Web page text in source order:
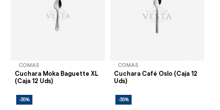
COMAS
Cuchara Moka Baguette XL
(Caja 12 Uds)
-35%
COMAS
Cuchara Café Oslo (Caja 12
Uds)
-35%